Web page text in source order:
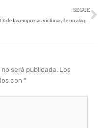
SEGUE
Un 8 % de las empresas víctimas de un ataque de ransomware pagó el rescate en 2023
será publicada. Los
con *